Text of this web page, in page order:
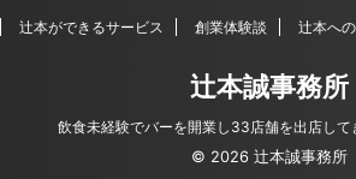
辻本ができるサービス 創業体験談 辻本へ
辻本誠事務所
飲食未経験でバーを開業し33店舗を出店して
© 2026 辻本誠事務所